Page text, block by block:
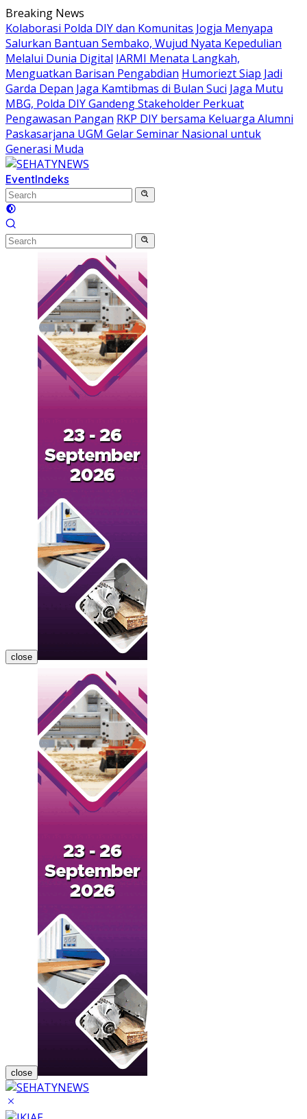
Skip
to
content
Breaking News
Kolaborasi Polda DIY dan Komunitas Jogja Menyapa
Salurkan Bantuan Sembako, Wujud Nyata Kepedulian
Melalui Dunia Digital IARMI Menata Langkah,
Menguatkan Barisan Pengabdian Humoriezt Siap Jadi
Garda Depan Jaga Kamtibmas di Bulan Suci Jaga Mutu
MBG, Polda DIY Gandeng Stakeholder Perkuat
Pengawasan Pangan RKP DIY bersama Keluarga Alumni
Paskasarjana UGM Gelar Seminar Nasional untuk
Generasi Muda
EventIndeks
close
close